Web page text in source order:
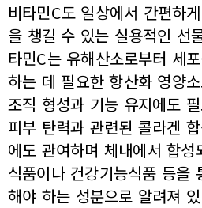
비타민C도 일상에서 간편하
을 챙길 수 있는 실용적인 선
타민C는 유해산소로부터 세
하는 데 필요한 항산화 영양
조직 형성과 기능 유지에도
피부 탄력과 관련된 콜라겐
에도 관여하며 체내에서 합성
식품이나 건강기능식품 등을
해야 하는 성분으로 알려져